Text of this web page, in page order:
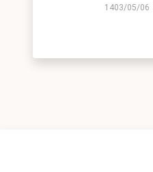
1403/05/06